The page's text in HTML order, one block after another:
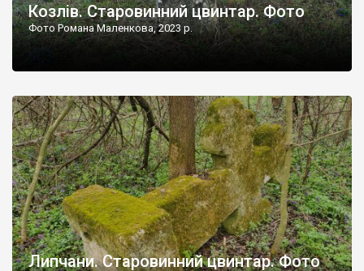
Козлів. Старовинний цвинтар. Фото
Фото Романа Маленкова, 2023 р.
Липчани. Старовинний цвинтар. Фото